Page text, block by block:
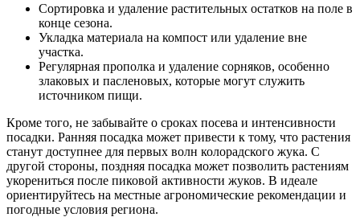
Сортировка и удаление растительных остатков на поле в
конце сезона.
Укладка материала на компост или удаление вне
участка.
Регулярная прополка и удаление сорняков, особенно
злаковых и пасленовых, которые могут служить
источником пищи.
Кроме того, не забывайте о сроках посева и интенсивности
посадки. Ранняя посадка может привести к тому, что растения
станут доступнее для первых волн колорадского жука. С
другой стороны, поздняя посадка может позволить растениям
укорениться после пиковой активности жуков. В идеале
ориентируйтесь на местные агрономические рекомендации и
погодные условия региона.